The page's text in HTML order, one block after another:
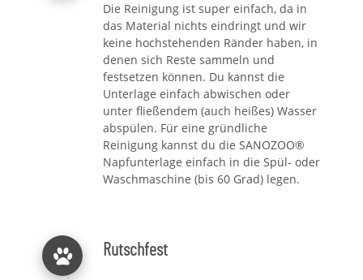
Die Reinigung ist super einfach, da in
das Material nichts eindringt und wir
keine hochstehenden Ränder haben, in
denen sich Reste sammeln und
festsetzen können. Du kannst die
Unterlage einfach abwischen oder
unter fließendem (auch heißes) Wasser
abspülen. Für eine gründliche
Reinigung kannst du die SANOZOO®
Napfunterlage einfach in die Spül- oder
Waschmaschine (bis 60 Grad) legen.
Rutschfest